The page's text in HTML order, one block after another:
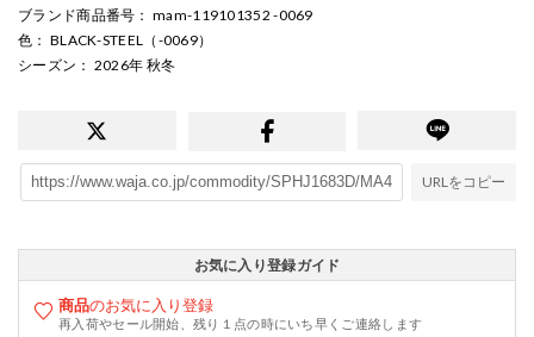
ブランド商品番号 ： mam-119101352 -0069
色 ： BLACK-STEEL（-0069）
シーズン ： 2026年 秋冬
URLをコピー
お気に入り登録ガイド
商品のお気に入り登録
再入荷やセール開始、残り１点の時にいち早くご連絡します